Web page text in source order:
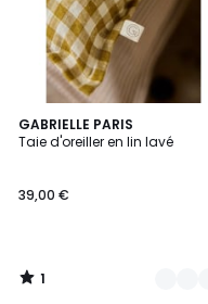
GABRIELLE PARIS
Taie d'oreiller en lin lavé
39,00 €
1
/
2
Couleurs
1
/